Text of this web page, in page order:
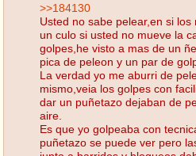
>>184130
Usted no sabe pelear,en si
un culo si usted no mueve la
golpes,he visto a mas de un
pica de peleon y un par de
La verdad yo me aburri de
mismo,veia los golpes con
dar un puñetazo dejaban de
aire.
Es que yo golpeaba con
puñetazo se puede ver pero